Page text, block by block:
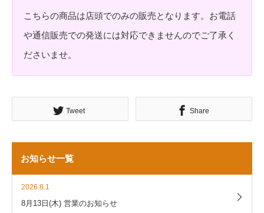
こちらの商品は店頭でのみの販売となります。お電話
や通信販売での発送には対応できませんのでご了承く
ださいませ。
Tweet Share
お知らせ一覧
2026.8.1
8月13日(木) 営業のお知らせ